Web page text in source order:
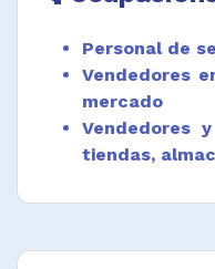
Personal de
Vendedores
mercado
Vendedores
tiendas,